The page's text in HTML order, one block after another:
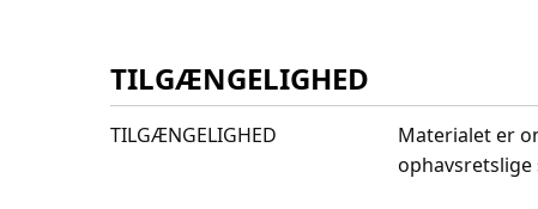
TILGÆNGELIGHED
TILGÆNGELIGHED
Materialet er